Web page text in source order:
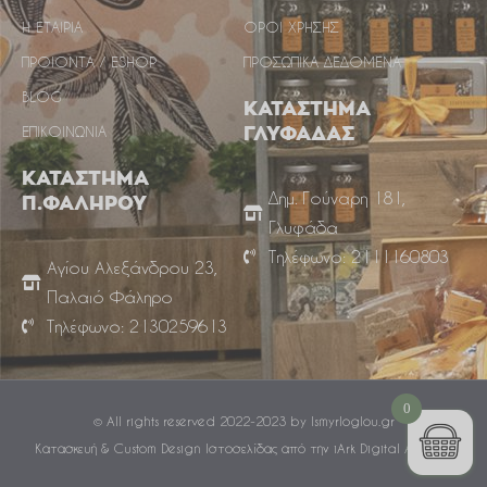
Η ΕΤΑΙΡΙΑ
ΠΡΟΙΟΝΤΑ / ESHOP
BLOG
ΕΠΙΚΟΙΝΩΝΙΑ
ΚΑΤΑΣΤΗΜΑ
Π.ΦΑΛΗΡΟΥ
Αγίου Αλεξάνδρου 23,
Παλαιό Φάληρο
Τηλέφωνο: 2130259613
ΟΡΟΙ ΧΡΗΣΗΣ
ΠΡΟΣΩΠΙΚΑ ΔΕΔΟΜΕΝΑ
ΚΑΤΑΣΤΗΜΑ
ΓΛΥΦΑΔΑΣ
Δημ. Γούναρη 181,
Γλυφάδα
Τηλέφωνο: 2111160803
© All rights reserved 2022-2023 by Ismyrloglou.gr
Κατασκευή & Custom Design Ιστοσελίδας από την iArk Digital Agency
0